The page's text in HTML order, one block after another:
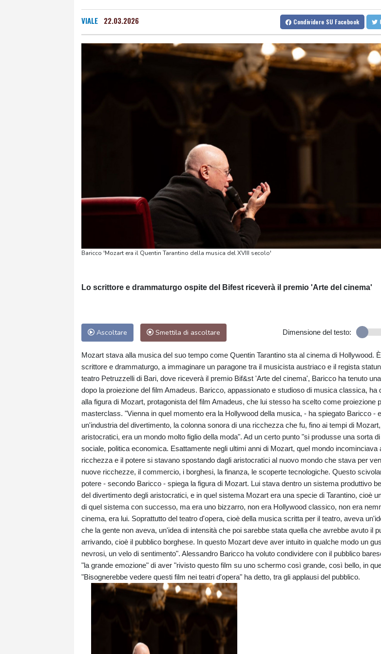
La giunta del Myanmar dice no all'Asean per la
Breve tregua temporalesca, poi caldo record
Breve tregua temporalesca, poi caldo record
James Gray, le speranze in 'Paper Tiger' si
VIALE 22.03.2026 Condividere SU Facebook
Baricco 'Mozart era il Quentin Tarantino della musica del XVIII secolo'
Lo scrittore e drammaturgo ospite del Bifest riceverà il premio 'Arte del cinema'
Ascoltare Smettila di ascoltare Dimensione del testo:
Mozart stava alla musica del suo tempo come Quentin Tarantino sta al cinema di Hollywood.
scrittore e drammaturgo, a immaginare un paragone tra il musicista austriaco e il regista
teatro Petruzzelli di Bari, dove riceverà il premio Bif&st 'Arte del cinema', Baricco ha tenuto
dopo la proiezione del film Amadeus. Baricco, appassionato e studioso di musica classica, ha
alla figura di Mozart, protagonista del film Amadeus, che lui stesso ha scelto come proiezione
masterclass. "Vienna in quel momento era la Hollywood della musica, - ha spiegato Baricco -
un'industria del divertimento, la colonna sonora di una ricchezza che fu, fino ai tempi di
aristocratici, era un mondo molto figlio della moda". Ad un certo punto "si produsse una sorta
sociale, politica economica. Esattamente negli ultimi anni di Mozart, quel mondo incominciava
ricchezza e il potere si stavano spostando dagli aristocratici al nuovo mondo che stava per
nuove ricchezze, il commercio, i borghesi, la finanza, le scoperte tecnologiche. Questo
potere - secondo Baricco - spiega la figura di Mozart. Lui stava dentro un sistema produttivo
del divertimento degli aristocratici, e in quel sistema Mozart era una specie di Tarantino, cioè
di quel sistema con successo, ma era uno bizzarro, non era Hollywood classico, non era
cinema, era lui. Soprattutto del teatro d'opera, cioè della musica scritta per il teatro, aveva
che la gente non aveva, un'idea di intensità che poi sarebbe stata quella che avrebbe avuto il
arrivando, cioè il pubblico borghese. In questo Mozart deve aver intuito in qualche modo un
nevrosi, un velo di sentimento". Alessandro Baricco ha voluto condividere con il pubblico
"la grande emozione" di aver "rivisto questo film su uno schermo così grande, così bello, in
"Bisognerebbe vedere questi film nei teatri d'opera" ha detto, tra gli applausi del pubblico.